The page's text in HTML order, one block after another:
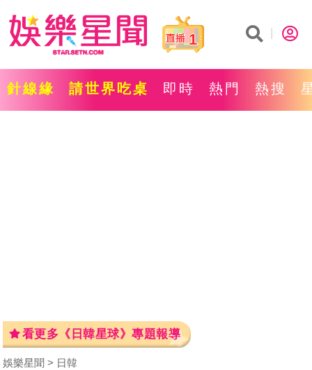
1
針線緣 請世界吃桌 即時 熱門 熱搜
看更多《日韓星球》專題報導
娛樂星聞 日韓